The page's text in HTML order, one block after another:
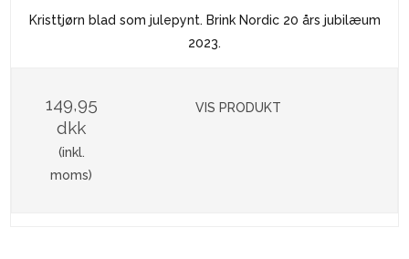
Kristtjørn blad som julepynt. Brink Nordic 20 års jubilæum
2023.
149,95
dkk
(inkl.
moms)
VIS PRODUKT